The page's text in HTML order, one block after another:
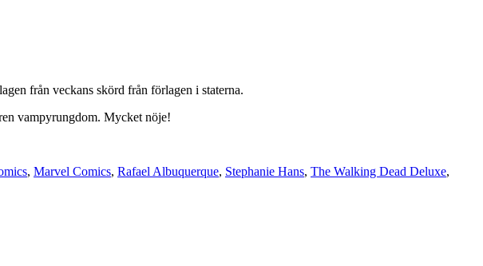
från veckans skörd från förlagen i staterna.
vampyrungdom. Mycket nöje!
, Marvel Comics, Rafael Albuquerque, Stephanie Hans, The Walking Dead Deluxe,